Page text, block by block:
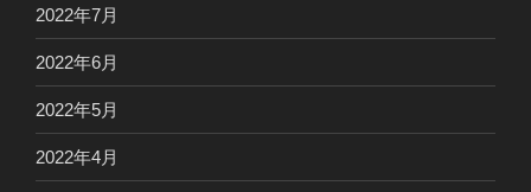
2022年7月
2022年6月
2022年5月
2022年4月